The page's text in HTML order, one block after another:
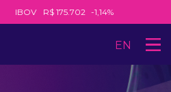
IBOV R$ 175.702 -1,14%
EN